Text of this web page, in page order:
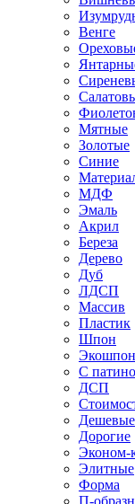
Венге
Мятные
Золотые
Синие
МДФ
Эмаль
Акрил
Береза
Дерево
Дуб
ЛДСП
Массив
Пластик
Шпон
Экошпон
С
ДСП
Дешевые
Дорогие
Эконом-
Элитные
Форма
П-